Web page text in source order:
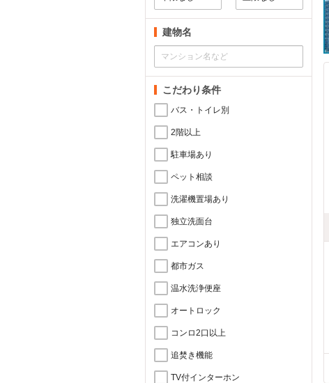
建物名
こだわり条件
バス・トイレ別
2階以上
駐車場あり
ペット相談
洗濯機置場あり
独立洗面台
エアコンあり
都市ガス
温水洗浄便座
オートロック
コンロ2口以上
追焚き機能
TV付インターホン